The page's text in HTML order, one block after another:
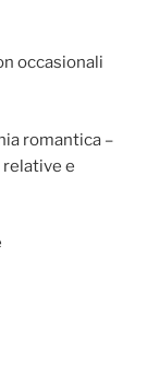
occasionali
romantica –
e